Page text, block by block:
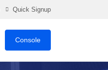
Quick Signup
Console